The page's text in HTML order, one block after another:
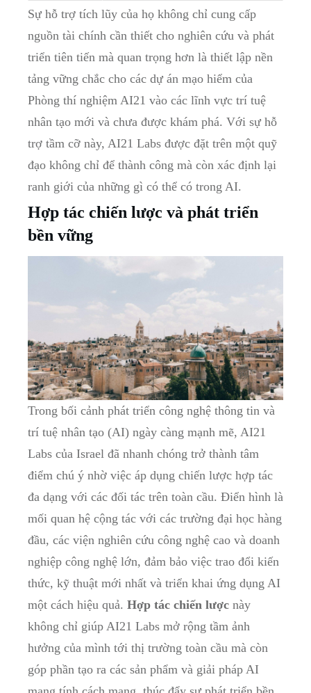
Sự hỗ trợ tích lũy của họ không chỉ cung cấp
nguồn tài chính cần thiết cho nghiên cứu và phát
triển tiên tiến mà quan trọng hơn là thiết lập nền
tảng vững chắc cho các dự án mạo hiểm của
Phòng thí nghiệm AI21 vào các lĩnh vực trí tuệ
nhân tạo mới và chưa được khám phá. Với sự hỗ
trợ tầm cỡ này, AI21 Labs được đặt trên một quỹ
đạo không chỉ để thành công mà còn xác định lại
ranh giới của những gì có thể có trong AI.
Hợp tác chiến lược và phát triển
bền vững
Trong bối cảnh phát triển công nghệ thông tin và
trí tuệ nhân tạo (AI) ngày càng mạnh mẽ, AI21
Labs của Israel đã nhanh chóng trở thành tâm
điểm chú ý nhờ việc áp dụng chiến lược hợp tác
đa dạng với các đối tác trên toàn cầu. Điển hình là
mối quan hệ cộng tác với các trường đại học hàng
đầu, các viện nghiên cứu công nghệ cao và doanh
nghiệp công nghệ lớn, đảm bảo việc trao đổi kiến
thức, kỹ thuật mới nhất và triển khai ứng dụng AI
một cách hiệu quả. Hợp tác chiến lược này
không chỉ giúp AI21 Labs mở rộng tầm ảnh
hưởng của mình tới thị trường toàn cầu mà còn
góp phần tạo ra các sản phẩm và giải pháp AI